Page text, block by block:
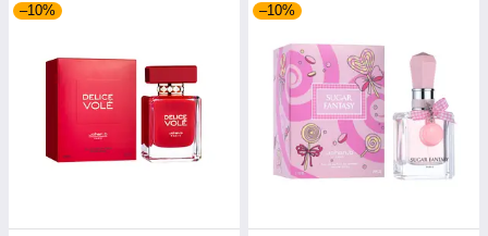
–10% –10%